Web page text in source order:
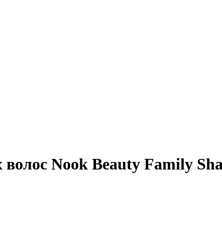
Nook Beauty Family